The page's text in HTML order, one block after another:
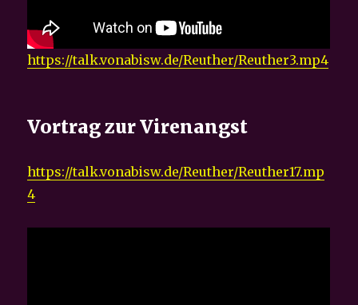
https://talk.vonabisw.de/Reuther/Reuther3.mp4
Vortrag zur Virenangst
https://talk.vonabisw.de/Reuther/Reuther17.mp
4